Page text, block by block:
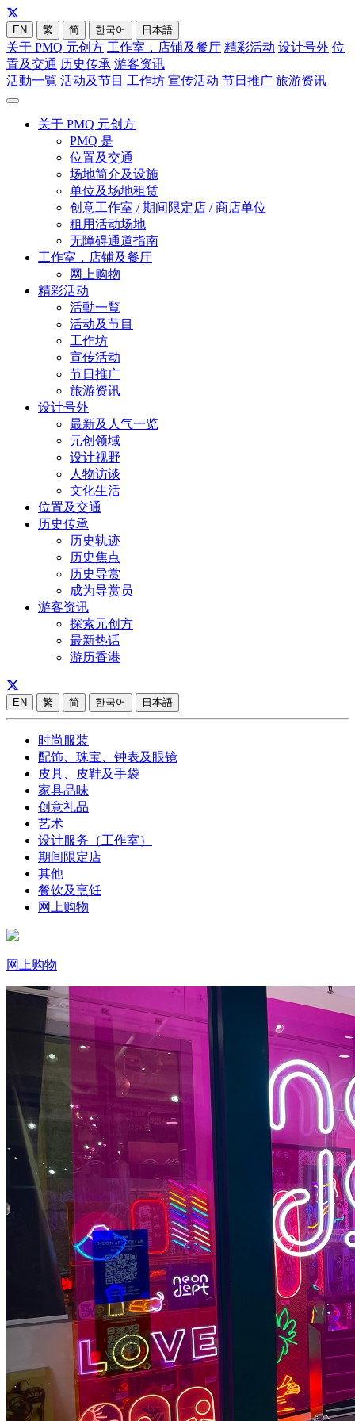
EN 繁 简 한국어 日本語
关于 PMQ 元创方 工作室，店铺及餐厅 精彩活动 设计号外 位
置及交通 历史传承 游客资讯
活動一覧 活动及节目 工作坊 宣传活动 节日推广 旅游资讯
关于 PMQ 元创方
PMQ 是
位置及交通
场地简介及设施
单位及场地租赁
创意工作室 / 期间限定店 / 商店单位
租用活动场地
无障碍通道指南
工作室，店铺及餐厅
网上购物
精彩活动
活動一覧
活动及节目
工作坊
宣传活动
节日推广
旅游资讯
设计号外
最新及人气一览
元创领域
设计视野
人物访谈
文化生活
位置及交通
历史传承
历史轨迹
历史焦点
历史导赏
成为导赏员
游客资讯
探索元创方
最新热话
游历香港
EN 繁 简 한국어 日本語
时尚服装
配饰、珠宝、钟表及眼镜
皮具、皮鞋及手袋
家具品味
创意礼品
艺术
设计服务（工作室）
期间限定店
其他
餐饮及烹饪
网上购物
网上购物